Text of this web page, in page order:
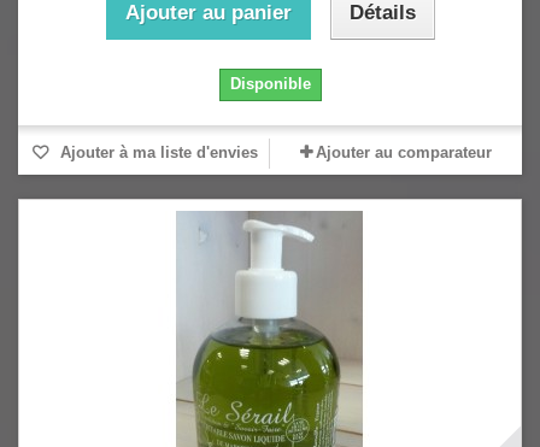
Ajouter au panier Détails
Disponible
Ajouter à ma liste d'envies Ajouter au comparateur